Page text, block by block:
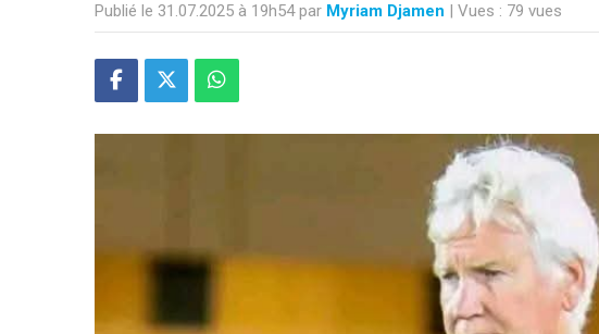
Publié le 31.07.2025 à 19h54 par Myriam Djamen | Vues : 79 vues